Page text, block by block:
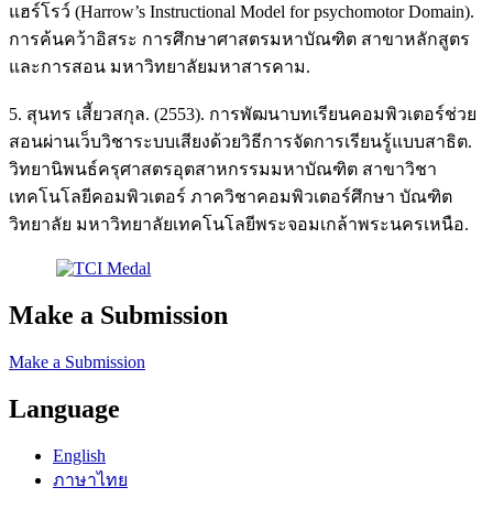
แฮร์โรว์ (Harrow’s Instructional Model for psychomotor Domain).
การค้นคว้าอิสระ การศึกษาศาสตรมหาบัณฑิต สาขาหลักสูตร
และการสอน มหาวิทยาลัยมหาสารคาม.
5. สุนทร เสี้ยวสกุล. (2553). การพัฒนาบทเรียนคอมพิวเตอร์ช่วย
สอนผ่านเว็บวิชาระบบเสียงด้วยวิธีการจัดการเรียนรู้แบบสาธิต.
วิทยานิพนธ์ครุศาสตรอุตสาหกรรมมหาบัณฑิต สาขาวิชา
เทคโนโลยีคอมพิวเตอร์ ภาควิชาคอมพิวเตอร์ศึกษา บัณฑิต
วิทยาลัย มหาวิทยาลัยเทคโนโลยีพระจอมเกล้าพระนครเหนือ.
Make a Submission
Make a Submission
Language
English
ภาษาไทย